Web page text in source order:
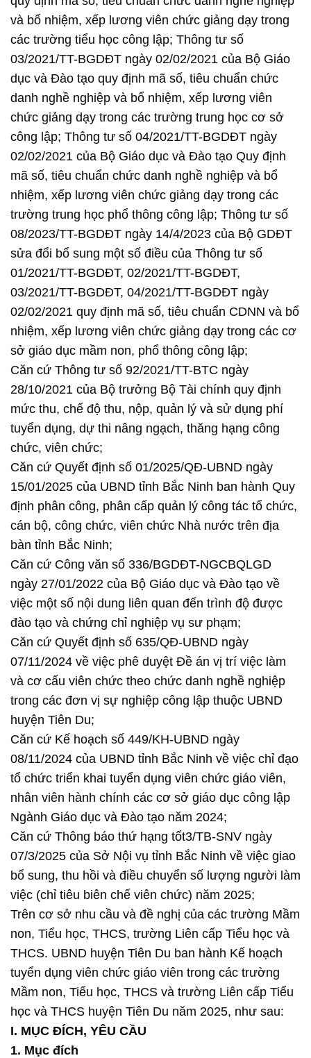
và bổ nhiệm, xếp lương viên chức giảng dạy trong
các trường tiểu học công lập; Thông tư số
03/2021/TT-BGDĐT ngày 02/02/2021 của Bộ Giáo
dục và Đào tạo quy định mã số, tiêu chuẩn chức
danh nghề nghiệp và bổ nhiệm, xếp lương viên
chức giảng dạy trong các trường trung học cơ sở
công lập; Thông tư số 04/2021/TT-BGDĐT ngày
02/02/2021 của Bộ Giáo dục và Đào tạo Quy định
mã số, tiêu chuẩn chức danh nghề nghiệp và bổ
nhiệm, xếp lương viên chức giảng dạy trong các
trường trung học phổ thông công lập; Thông tư số
08/2023/TT-BGDĐT ngày 14/4/2023 của Bộ GDĐT
sửa đổi bổ sung một số điều của Thông tư số
01/2021/TT-BGDĐT, 02/2021/TT-BGDĐT,
03/2021/TT-BGDĐT, 04/2021/TT-BGDĐT ngày
02/02/2021 quy định mã số, tiêu chuẩn CDNN và bổ
nhiệm, xếp lương viên chức giảng dạy trong các cơ
sở giáo dục mầm non, phổ thông công lập;
Căn cứ Thông tư số 92/2021/TT-BTC ngày
28/10/2021 của Bộ trưởng Bộ Tài chính quy định
mức thu, chế độ thu, nộp, quản lý và sử dụng phí
tuyển dụng, dự thi nâng ngạch, thăng hạng công
chức, viên chức;
Căn cứ Quyết định số 01/2025/QĐ-UBND ngày
15/01/2025 của UBND tỉnh Bắc Ninh ban hành Quy
định phân công, phân cấp quản lý công tác tổ chức,
cán bộ, công chức, viên chức Nhà nước trên địa
bàn tỉnh Bắc Ninh;
Căn cứ Công văn số 336/BGDĐT-NGCBQLGD
ngày 27/01/2022 của Bộ Giáo dục và Đào tạo về
việc một số nội dung liên quan đến trình độ được
đào tạo và chứng chỉ nghiệp vụ sư phạm;
Căn cứ Quyết định số 635/QĐ-UBND ngày
07/11/2024 về việc phê duyệt Đề án vị trí việc làm
và cơ cấu viên chức theo chức danh nghề nghiệp
trong các đơn vị sự nghiệp công lập thuộc UBND
huyện Tiên Du;
Căn cứ Kế hoạch số 449/KH-UBND ngày
08/11/2024 của UBND tỉnh Bắc Ninh về việc chỉ đạo
tổ chức triển khai tuyển dụng viên chức giáo viên,
nhân viên hành chính các cơ sở giáo dục công lập
Ngành Giáo dục và Đào tạo năm 2024;
Căn cứ Thông báo thứ hạng tốt3/TB-SNV ngày
07/3/2025 của Sở Nội vụ tỉnh Bắc Ninh về việc giao
bổ sung, thu hồi và điều chuyển số lượng người làm
việc (chỉ tiêu biên chế viên chức) năm 2025;
Trên cơ sở nhu cầu và đề nghị của các trường Mầm
non, Tiểu học, THCS, trường Liên cấp Tiểu học và
THCS. UBND huyện Tiên Du ban hành Kế hoạch
tuyển dụng viên chức giáo viên trong các trường
Mầm non, Tiểu học, THCS và trường Liên cấp Tiểu
học và THCS huyện Tiên Du năm 2025, như sau:
I. MỤC ĐÍCH, YÊU CẦU
1. Mục đích